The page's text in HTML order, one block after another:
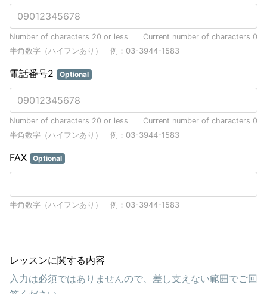
Number of characters 20 or less Current number of characters 0
半角数字（ハイフンあり） 例：03-3944-1583
電話番号2 Optional
Number of characters 20 or less Current number of characters 0
半角数字（ハイフンあり） 例：03-3944-1583
FAX Optional
半角数字（ハイフンあり） 例：03-3944-1583
レッスンに関する内容
入力は必須ではありませんので、差し支えない範囲でご回